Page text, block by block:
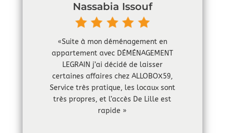
Nassabia Issouf
«Suite à mon déménagement en
appartement avec DÉMÉNAGEMENT
LEGRAIN j’ai décidé de laisser
certaines affaires chez ALLOBOX59,
Service très pratique, les locaux sont
très propres, et l’accès De Lille est
rapide »